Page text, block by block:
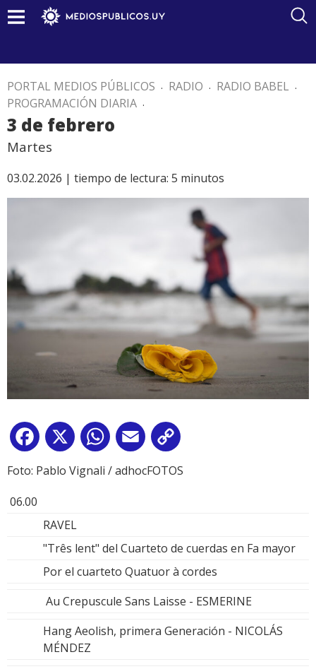
PORTAL MEDIOS PÚBLICOS . RADIO . RADIO BABEL .
PROGRAMACIÓN DIARIA .
3 de febrero
Martes
03.02.2026 | tiempo de lectura: 5 minutos
Facebook
X WhatsApp
Email
Foto: Pablo Vignali / adhocFOTOS
06.00
RAVEL
"Três lent" del Cuarteto de cuerdas en Fa mayor
Por el cuarteto Quatuor à cordes
Au Crepuscule Sans Laisse - ESMERINE
Hang Aeolish, primera Generación - NICOLÁS
MÉNDEZ